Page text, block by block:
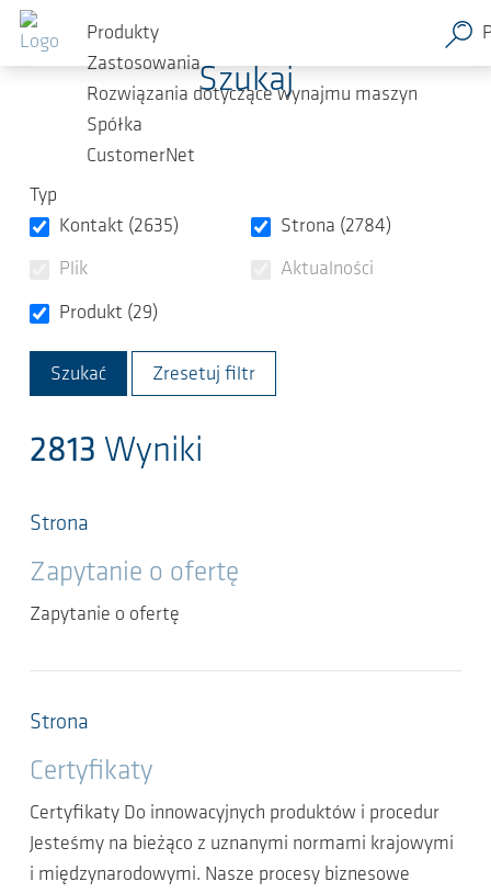
Przejdź do głównej zawartości
Produkty
Zastosowania
Rozwiązania dotyczące wynajmu maszyn
Spółka
CustomerNet
Szukaj
Typ
Kontakt (2635)
Strona (2784)
Plik Aktualności
Produkt (29)
Zresetuj filtr
2813 Wyniki
Strona
Zapytanie o ofertę
Zapytanie o ofertę
Strona
Certyfikaty
Certyfikaty Do innowacyjnych produktów i procedur
Jesteśmy na bieżąco z uznanymi normami krajowymi
i międzynarodowymi. Nasze procesy biznesowe